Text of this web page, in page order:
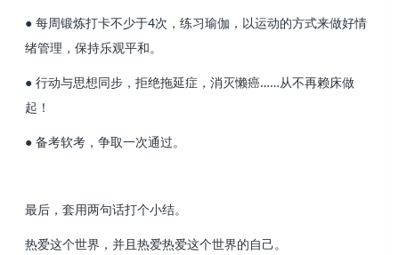
● 每周锻炼打卡不少于4次，练习瑜伽，以运动的方式来做好情
绪管理，保持乐观平和。
● 行动与思想同步，拒绝拖延症，消灭懒癌……从不再赖床做
起！
● 备考软考，争取一次通过。
最后，套用两句话打个小结。
热爱这个世界，并且热爱热爱这个世界的自己。